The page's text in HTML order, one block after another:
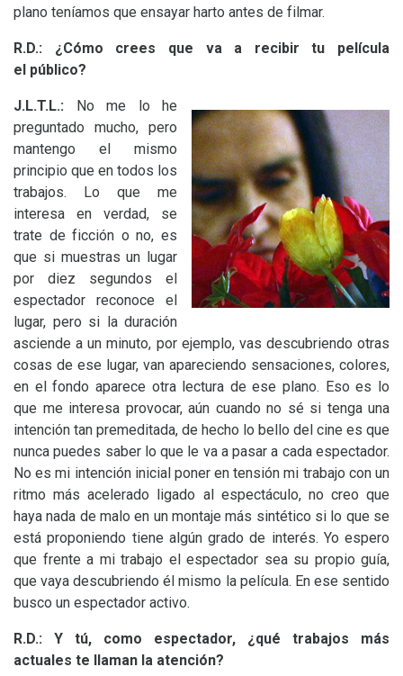
plano teníamos que ensayar harto antes de filmar.
R.D.: ¿Cómo crees que va a recibir tu película
el público?
J.L.T.L.: No me lo he
preguntado mucho, pero
mantengo el mismo
principio que en todos los
trabajos. Lo que me
interesa en verdad, se
trate de ficción o no, es
que si muestras un lugar
por diez segundos el
espectador reconoce el
lugar, pero si la duración
asciende a un minuto, por ejemplo, vas descubriendo otras
cosas de ese lugar, van apareciendo sensaciones, colores,
en el fondo aparece otra lectura de ese plano. Eso es lo
que me interesa provocar, aún cuando no sé si tenga una
intención tan premeditada, de hecho lo bello del cine es que
nunca puedes saber lo que le va a pasar a cada espectador.
No es mi intención inicial poner en tensión mi trabajo con un
ritmo más acelerado ligado al espectáculo, no creo que
haya nada de malo en un montaje más sintético si lo que se
está proponiendo tiene algún grado de interés. Yo espero
que frente a mi trabajo el espectador sea su propio guía,
que vaya descubriendo él mismo la película. En ese sentido
busco un espectador activo.
R.D.: Y tú, como espectador, ¿qué trabajos más
actuales te llaman la atención?